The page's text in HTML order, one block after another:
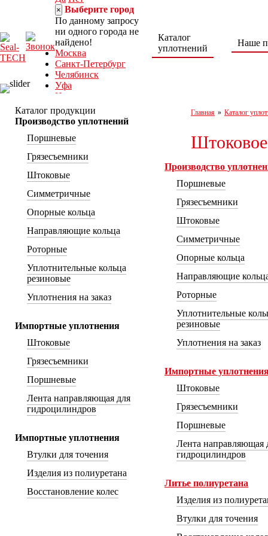
× Выберите город
По данному запросу
ни одного города не
найдено!
Москва
Санкт-Петербург
Челябинск
Уфа
Норильск
Нижний Тагил
Ростов-на-Дону
seal-tech@mail.ru
Пн-Пт: 9:00 – 18:00
г. Ростов-на-Дону,
ул. Каширская, 9/53а
Каталог
уплотнений
Наше
Каталог продукции
Производство уплотнений
Поршневые
Грязесъемники
Штоковые
Симметричные
Опорные кольца
Направляющие кольца
Роторные
Уплотнительные кольца
резиновые
Уплотнения на заказ
Импортные уплотнения
Штоковые
Грязесъемники
Поршневые
Лента направляющая для
гидроцилиндров
Импортные уплотнения
Втулки для точения
Изделия из полиуретана
Восстановление колес
Главная » Каталог
Производство
Поршневые
Грязесъемники
Штоковые
Симметричные
Опорные кольца
Направляющие
Роторные
Уплотнительные
резиновые
Уплотнения на заказ
Импортные
Штоковые
Грязесъемники
Поршневые
Лента направляющая
гидроцилиндров
Литье полиуретана
Изделия из
Втулки для точения